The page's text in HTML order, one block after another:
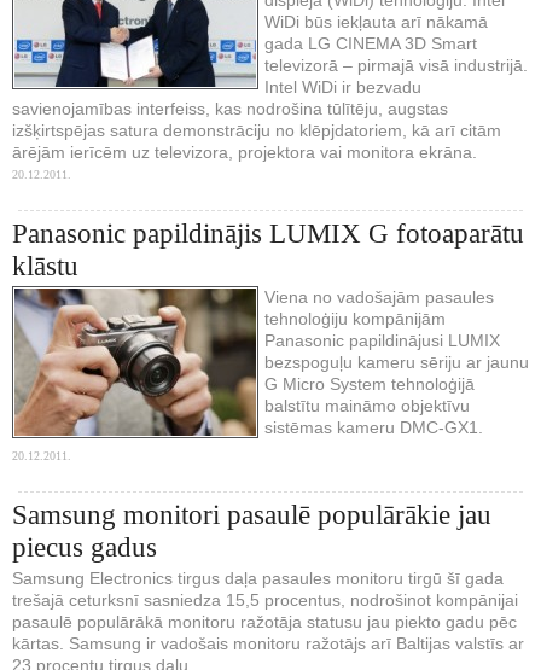
WiDi būs iekļauta arī nākamā
gada LG CINEMA 3D Smart
televizorā – pirmajā visā industrijā.
Intel WiDi ir bezvadu
savienojamības interfeiss, kas nodrošina tūlītēju, augstas
izšķirtspējas satura demonstrāciju no klēpjdatoriem, kā arī citām
ārējām ierīcēm uz televizora, projektora vai monitora ekrāna.
20.12.2011.
Panasonic papildinājis LUMIX G fotoaparātu
klāstu
Viena no vadošajām pasaules
tehnoloģiju kompānijām
Panasonic papildinājusi LUMIX
bezspoguļu kameru sēriju ar jaunu
G Micro System tehnoloģijā
balstītu maināmo objektīvu
sistēmas kameru DMC-GX1.
20.12.2011.
Samsung monitori pasaulē populārākie jau
piecus gadus
Samsung Electronics tirgus daļa pasaules monitoru tirgū šī gada
trešajā ceturksnī sasniedza 15,5 procentus, nodrošinot kompānijai
pasaulē populārākā monitoru ražotāja statusu jau piekto gadu pēc
kārtas. Samsung ir vadošais monitoru ražotājs arī Baltijas valstīs ar
23 procentu tirgus daļu.